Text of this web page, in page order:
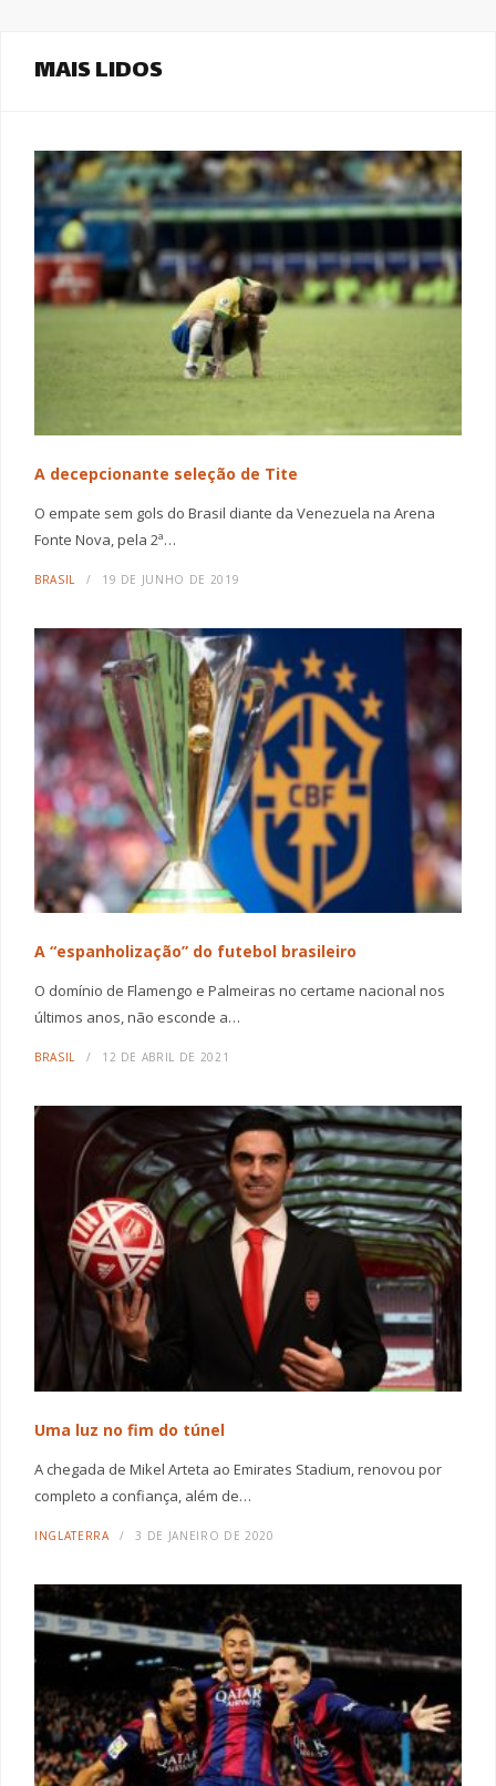
MAIS LIDOS
A decepcionante seleção de Tite
O empate sem gols do Brasil diante da Venezuela na Arena
Fonte Nova, pela 2ª…
BRASIL 19 DE JUNHO DE 2019
A “espanholização” do futebol brasileiro
O domínio de Flamengo e Palmeiras no certame nacional nos
últimos anos, não esconde a…
BRASIL 12 DE ABRIL DE 2021
Uma luz no fim do túnel
A chegada de Mikel Arteta ao Emirates Stadium, renovou por
completo a confiança, além de…
INGLATERRA 3 DE JANEIRO DE 2020